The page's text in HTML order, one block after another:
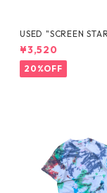
USED "SCREEN
K TEE
¥3,520
20%OFF